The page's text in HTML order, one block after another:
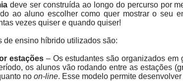
deve ser construída ao longo do percurso por
ao aluno escolher como quer mostrar o seu
vezes quiser e quando quiser!
de ensino híbrido utilizados são:
estações– Os estudantes são organizados em
os alunos vão rodando entre as estações
no on-line. Esse modelo permite